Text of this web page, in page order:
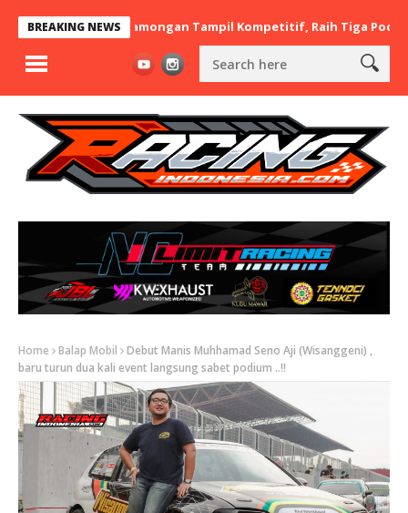
BREAKING NEWS
Asal Lamongan Tampil Kompetitif, Raih Tiga Podium di
Home Balap Mobil
Debut Manis Muhhamad Seno Aji (Wisanggeni) ,
baru turun dua kali event langsung sabet podium ..!!